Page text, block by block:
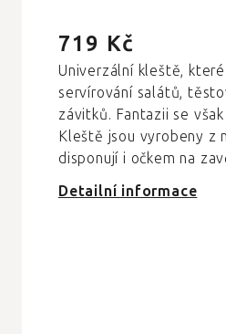
719 Kč
Univerzální kleště,
servírování salátů,
závitků. Fantazii se
Kleště jsou vyrobeny z
disponují i očkem na
Detailní informace